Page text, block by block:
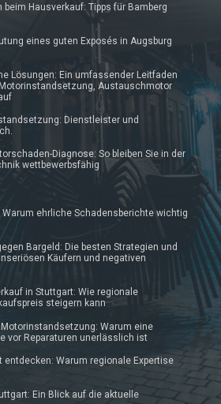
Hausverkauf: Tipps für Bamberg
eines guten Exposés in Augsburg
Lösungen: Ein umfassender Leitfaden
Austauschmotor
Dienstleister und
Diagnose: So bleiben Sie in der
wettbewerbsfähig
ehrliche Schadensberichte wichtig
Bargeld: Die besten Strategien und
Käufern und negativen
in Stuttgart: Wie regionale
steigern kann
Warum eine
vor Reparaturen unerlässlich ist
entdecken: Warum regionale Expertise
Ein Blick auf die aktuelle